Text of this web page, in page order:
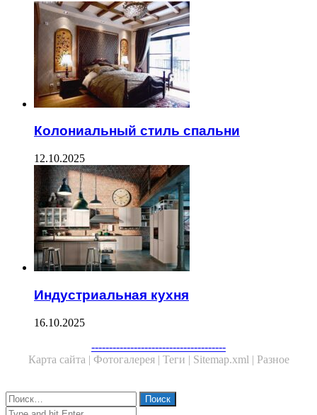
Колониальный стиль спальни
12.10.2025
Индустриальная кухня
16.10.2025
--------------------------------------
Карта сайта | Фотогалерея | Теги | Sitemap.xml | Разное
Close
Найти:
Close